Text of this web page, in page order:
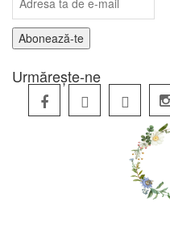
Urmărește-ne